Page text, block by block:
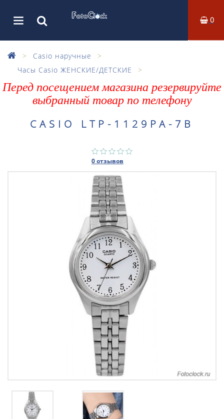
0
Casio наручные
Часы Casio ЖЕНСКИЕ/ДЕТСКИЕ
Перед посещением магазина резервируйте
выбранный товар по телефону
CASIO LTP-1129PA-7B
0 отзывов